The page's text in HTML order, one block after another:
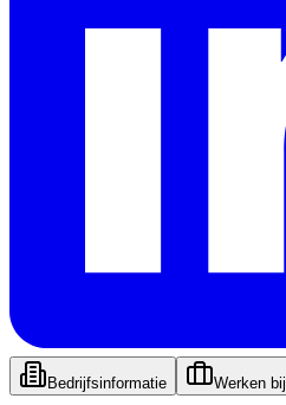
Bedrijfsinformatie Werken bij